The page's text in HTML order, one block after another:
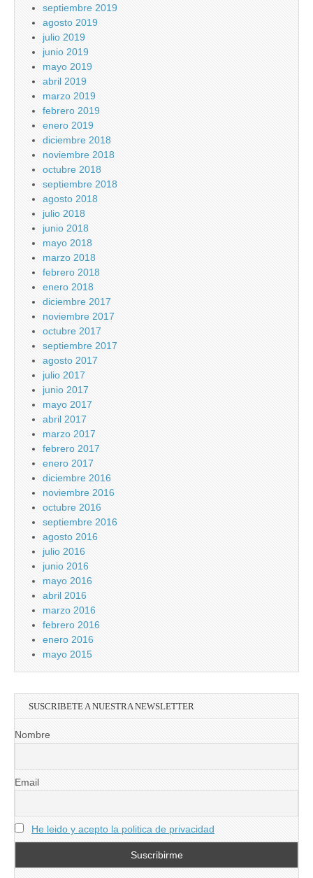
septiembre 2019
agosto 2019
julio 2019
junio 2019
mayo 2019
abril 2019
marzo 2019
febrero 2019
enero 2019
diciembre 2018
noviembre 2018
octubre 2018
septiembre 2018
agosto 2018
julio 2018
junio 2018
mayo 2018
marzo 2018
febrero 2018
enero 2018
diciembre 2017
noviembre 2017
octubre 2017
septiembre 2017
agosto 2017
julio 2017
junio 2017
mayo 2017
abril 2017
marzo 2017
febrero 2017
enero 2017
diciembre 2016
noviembre 2016
octubre 2016
septiembre 2016
agosto 2016
julio 2016
junio 2016
mayo 2016
abril 2016
marzo 2016
febrero 2016
enero 2016
mayo 2015
SUSCRIBETE A NUESTRA NEWSLETTER
Nombre
Email
He leido y acepto la politica de privacidad